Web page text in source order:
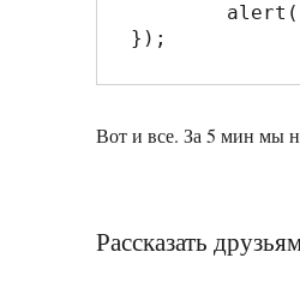
Вот и все. За 5 мин мы
Рассказать